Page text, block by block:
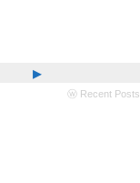
▸
ⓦ Recent Posts